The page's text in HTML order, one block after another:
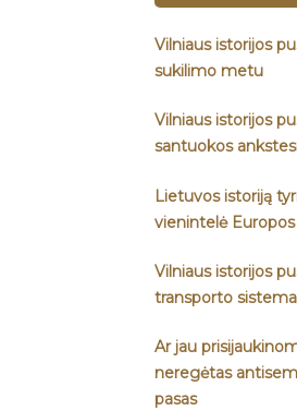
Vilniaus istorijos
sukilimo metu
Vilniaus istorijos
santuokos
Lietuvos istoriją
vienintelė
Vilniaus istorijos
transporto sistema
Ar jau
neregėtas
pasas